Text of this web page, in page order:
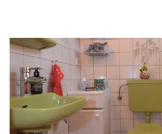
Aminek a vendégfürdőszobában van
Kényelem a kiegészítő funkcióknak
Termékek egy tágasabb fürdőszobáért
További cikkek